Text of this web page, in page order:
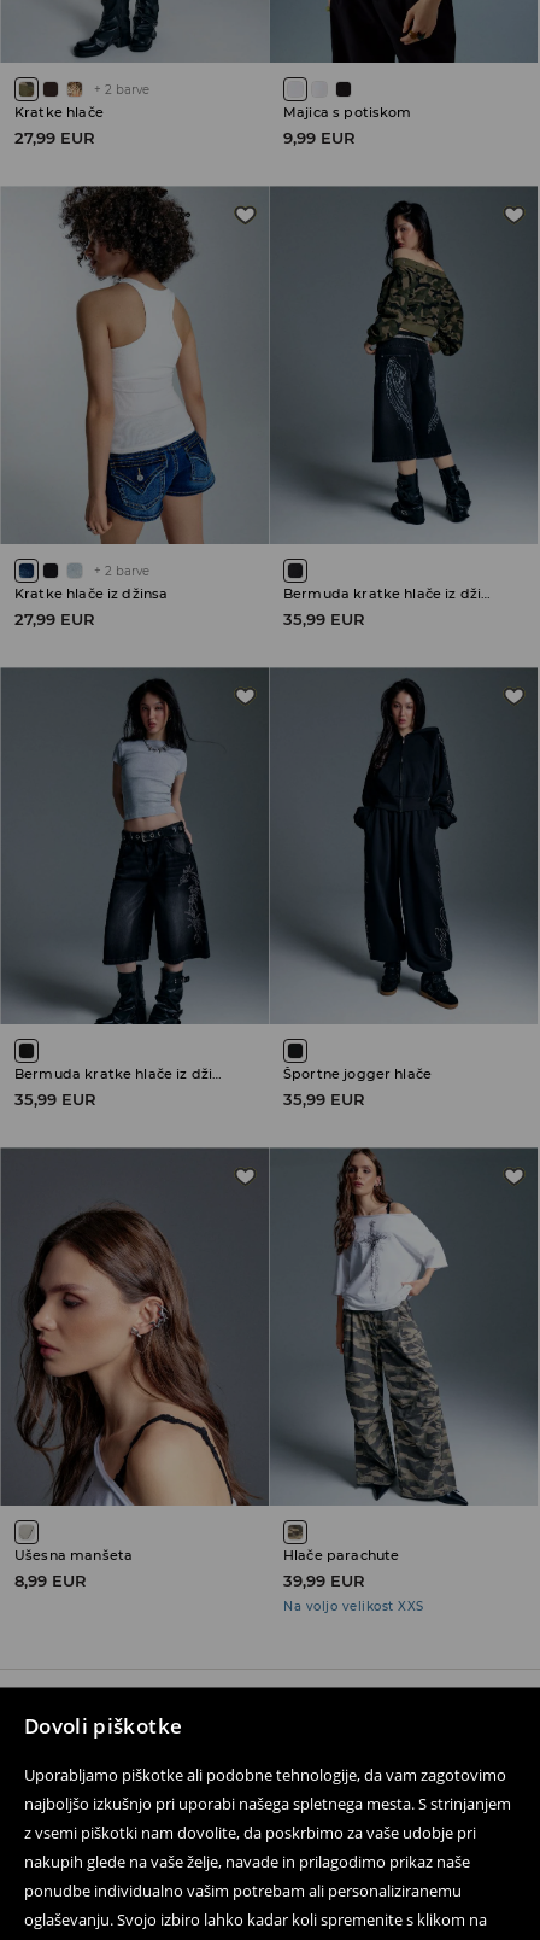
Dovoli piškotke
Uporabljamo piškotke ali podobne tehnologije, da vam zagotovimo
najboljšo izkušnjo pri uporabi našega spletnega mesta. S strinjanjem
z vsemi piškotki nam dovolite, da poskrbimo za vaše udobje pri
nakupih glede na vaše želje, navade in prilagodimo prikaz naše
ponudbe individualno vašim potrebam ali personaliziranemu
oglaševanju. Svojo izbiro lahko kadar koli spremenite s klikom na
+ 2 barve
Kratke hlače
27,99 EUR
Majica s potiskom
9,99 EUR
+ 2 barve
Kratke hlače iz džinsa
27,99 EUR 35,99 EUR
Bermuda kratke hlače iz džinsa
35,99 EUR
Športne jogger hlače
35,99 EUR
Ušesna manšeta
8,99 EUR
Hlače parachute
39,99 EUR
Na voljo velikost XXS
Pomoč in kontakt
Dostava in vračila